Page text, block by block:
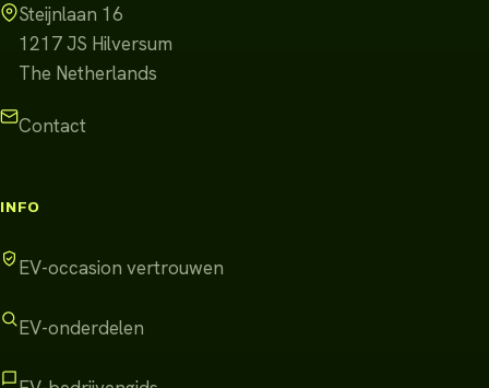
Steijnlaan 16
1217 JS Hilversum
The Netherlands
Contact
INFO
EV-occasion vertrouwen
EV-onderdelen